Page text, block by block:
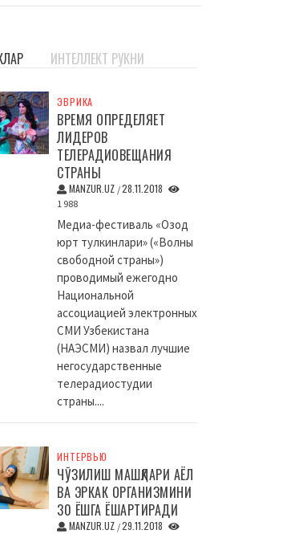
ИНТЕЛЛЕКТ РУКНИ
ЭВРИКА
ВРЕМЯ ОПРЕДЕЛЯЕТ
ЛИДЕРОВ
ТЕЛЕРАДИОВЕЩАНИЯ
СТРАНЫ
MANZUR.UZ /28.11.2018
1 988
Медиа-фестиваль «Озод
юрт тулкинлари» («Волны
свободной страны»)
проводимый ежегодно
Национальной
ассоциацией электронных
СМИ Узбекистана
(НАЭСМИ) назвал лучшие
негосударственные
телерадиостудии
страны....
ИНТЕРВЬЮ
ЧЎЗИЛИШ МАШҚЛАРИ АЁЛ
ВА ЭРКАК ОРГАНИЗМИНИ
30 ЁШГА ЁШАРТИРАДИ
MANZUR.UZ /29.11.2018